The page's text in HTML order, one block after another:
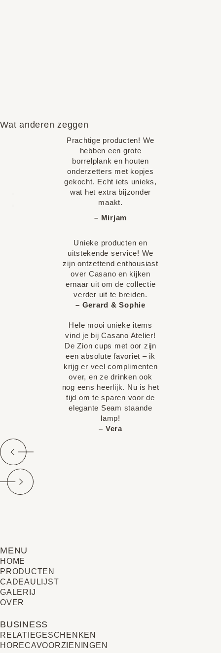
Wat anderen zeggen
Prachtige producten! We
hebben een grote
borrelplank en houten
onderzetters met kopjes
gekocht. Echt iets unieks,
wat het extra bijzonder
maakt.
– Mirjam
Unieke producten en
uitstekende service! We
zijn ontzettend enthousiast
over Casano en kijken
ernaar uit om de collectie
verder uit te breiden.
– Gerard & Sophie
Hele mooi unieke items
vind je bij Casano Atelier!
De Zion cups met oor zijn
een absolute favoriet – ik
krijg er veel complimenten
over, en ze drinken ook
nog eens heerlijk. Nu is het
tijd om te sparen voor de
elegante Seam staande
lamp!
– Vera
MENU
HOME
PRODUCTEN
CADEAULIJST
GALERIJ
OVER
BUSINESS
RELATIE­GESCHENKEN
HORECAVOORZIENINGEN